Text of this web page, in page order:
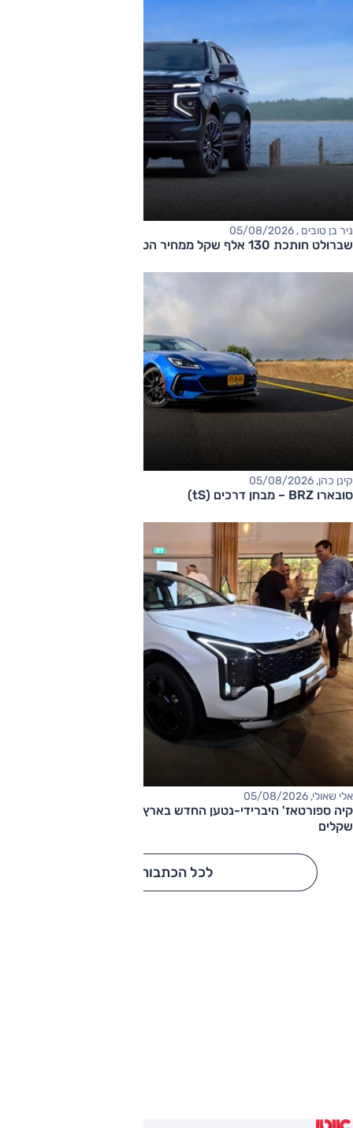
ניר בן טובים , 05/08/2026
שברולט חותכת 130 אלף שקל ממחיר הטאהו
קינן כהן, 05/08/2026
סובארו BRZ – מבחן דרכים (tS)
אלי שאולי, 05/08/2026
שקלים
לכל הכתבות